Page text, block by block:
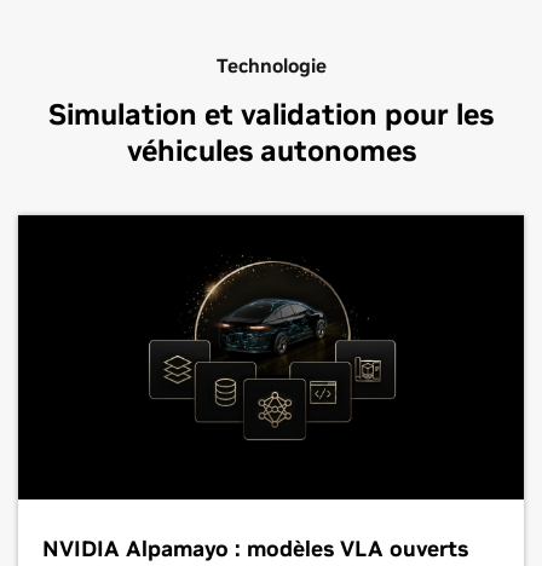
Technologie
Simulation et validation pour les
véhicules autonomes
NVIDIA Alpamayo : modèles VLA ouverts